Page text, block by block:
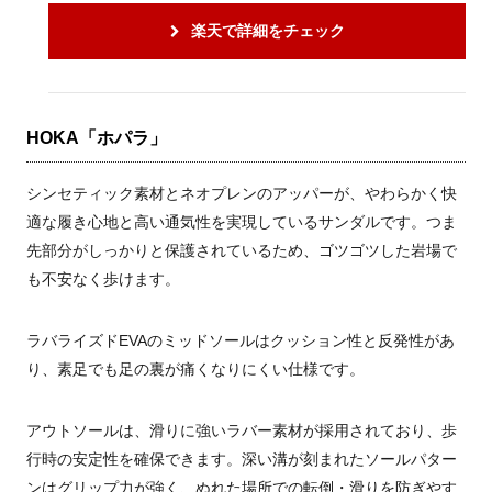
楽天で詳細をチェック
HOKA「ホパラ」
シンセティック素材とネオプレンのアッパーが、やわらかく快
適な履き心地と高い通気性を実現しているサンダルです。つま
先部分がしっかりと保護されているため、ゴツゴツした岩場で
も不安なく歩けます。
ラバライズドEVAのミッドソールはクッション性と反発性があ
り、素足でも足の裏が痛くなりにくい仕様です。
アウトソールは、滑りに強いラバー素材が採用されており、歩
行時の安定性を確保できます。深い溝が刻まれたソールパター
ンはグリップ力が強く、ぬれた場所での転倒・滑りを防ぎやす